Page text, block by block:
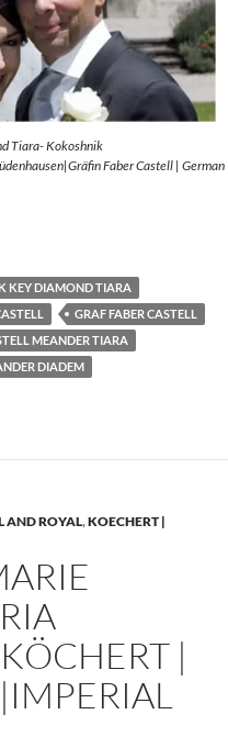
Tiara- Kokoshnik
Faber Castell | German
KEY DIAMOND TIARA
GRAF FABER CASTELL
MEANDER TIARA
DIADEM
AND ROYAL,KOECHERT |
|